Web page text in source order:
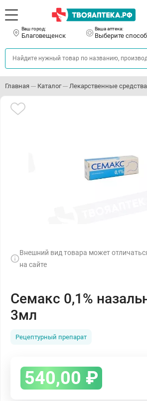
Ваш город:
Благовещенск
Ваша аптека:
Выберите
Главная Каталог Лекарственные средства
Внешний вид товара может
на сайте
Семакс 0,1%
3мл
Рецептурный препарат
540,00 ₽